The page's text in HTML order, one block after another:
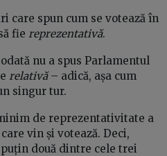
care spun cum se votează în
fie reprezentativă.
nu a spus Parlamentul
relativă– adică, așa cum
singur tur.
de reprezentativitate a
vin și votează. Deci,
două dintre cele trei